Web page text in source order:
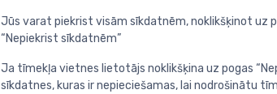
Jūs varat piekrist visām sīkdatnēm, noklikšķinot uz
“Nepiekrist sīkdatnēm”
Ja tīmekļa vietnes lietotājs noklikšķina uz pogas
sīkdatnes, kuras ir nepieciešamas, lai nodrošinātu